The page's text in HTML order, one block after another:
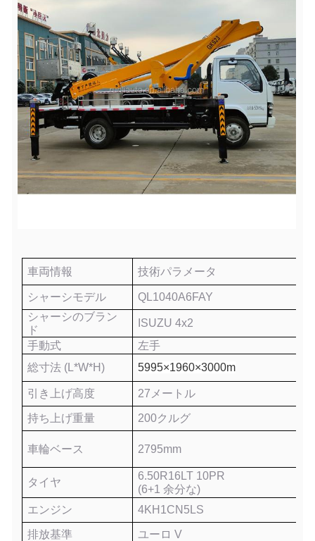
車両情報 技術パラメータ
シャーシモデル
QL1040A6FAY
シャーシのブラン
ド
ISUZU 4x2
手動式
左手
総寸法 (L*W*H)
5995×1960×3000m
引き上げ高度 27 メートル
持ち上げ重量 200クルグ
車輪ベース 2795mm
タイヤ
6.50R16LT 10PR
(6+1 余分な)
エンジン
4KH1CN5LS
排放基準 ユーロ V